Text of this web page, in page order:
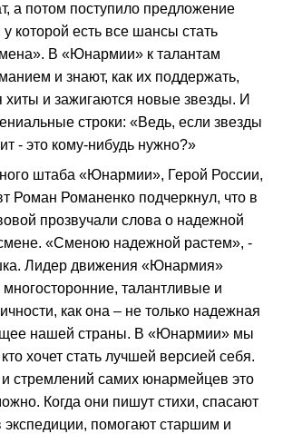
а потом поступило предложение
которой есть все шансы стать
В «Юнармии» к талантам
и знают, как их поддержать,
хиты и зажигаются новые звезды. И
строки: «Ведь, если звезды
- это кому-нибудь нужно?»
штаба «Юнармии», Герой России,
Роман Романенко подчеркнул, что в
прозвучали слова о надежной
«Сменою надежной растем», -
Лидер движения «Юнармия»
многосторонние, талантливые и
как она – не только надежная
нашей страны. В «Юнармии» мы
хочет стать лучшей версией себя.
стремлений самих юнармейцев это
Когда они пишут стихи, спасают
экспедиции, помогают старшим и